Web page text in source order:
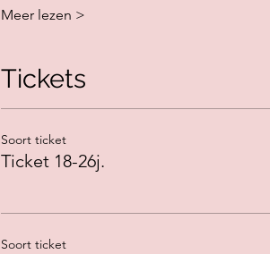
Meer lezen >
Tickets
Soort ticket
Ticket 18-26j.
Soort ticket